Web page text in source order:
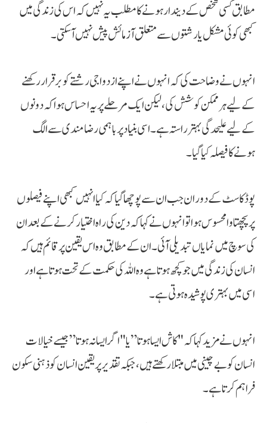
مطابق کسی شخص کے دیندار ہونے کا مطلب یہ نہیں کہ اس کی زندگی میں
کبھی کوئی مشکل یا رشتوں سے متعلق آزمائش پیش نہیں آ سکتی۔
انہوں نے وضاحت کی کہ انہوں نے اپنے ازدواجی رشتے کو برقرار رکھنے
کے لیے ہر ممکن کوشش کی، لیکن ایک مرحلے پر یہ احساس ہوا کہ دونوں
کے لیے علیحدگی بہتر راستہ ہے۔ اسی بنیاد پر باہمی رضامندی سے الگ
ہونے کا فیصلہ کیا گیا۔
پوڈکاسٹ کے دوران جب ان سے پوچھا گیا کہ کیا انہیں کبھی اپنے فیصلوں
پر پچھتاوا محسوس ہوا تو انہوں نے کہا کہ دین کی راہ اختیار کرنے کے بعد ان
کی سوچ میں نمایاں تبدیلی آئی۔ ان کے مطابق وہ اس یقین پر قائم ہیں کہ
انسان کی زندگی میں جو کچھ ہوتا ہے وہ اللہ کی حکمت کے تحت ہوتا ہے اور
اسی میں بہتری پوشیدہ ہوتی ہے۔
انہوں نے مزید کہا کہ "کاش ایسا ہوتا” یا "اگر ایسا نہ ہوتا” جیسے خیالات
انسان کو بے چینی میں مبتلا رکھتے ہیں، جبکہ تقدیر پر یقین انسان کو ذہنی سکون
فراہم کرتا ہے۔